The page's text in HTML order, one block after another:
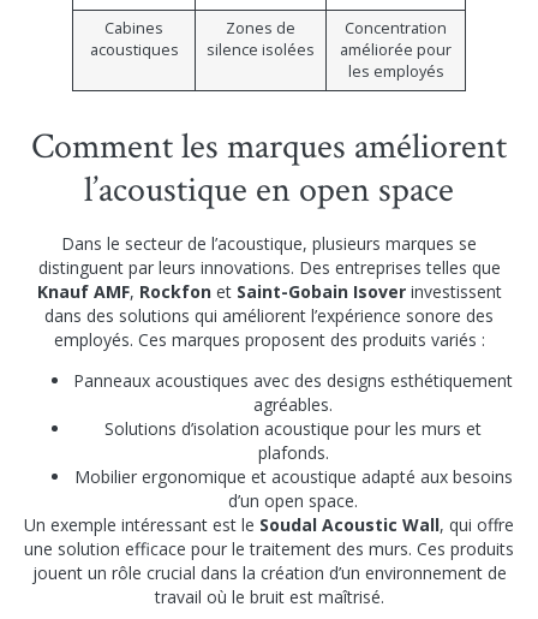
Cabines
acoustiques
Zones de
silence isolées
Concentration
améliorée pour
les employés
Comment les marques améliorent
l’acoustique en open space
Dans le secteur de l’acoustique, plusieurs marques se
distinguent par leurs innovations. Des entreprises telles que
Knauf AMF, Rockfonet Saint-Gobain Isoverinvestissent
dans des solutions qui améliorent l’expérience sonore des
employés. Ces marques proposent des produits variés :
Panneaux acoustiques avec des designs esthétiquement
agréables.
Solutions d’isolation acoustique pour les murs et
plafonds.
Mobilier ergonomique et acoustique adapté aux besoins
d’un open space.
Un exemple intéressant est le Soudal Acoustic Wall, qui offre
une solution efficace pour le traitement des murs. Ces produits
jouent un rôle crucial dans la création d’un environnement de
travail où le bruit est maîtrisé.